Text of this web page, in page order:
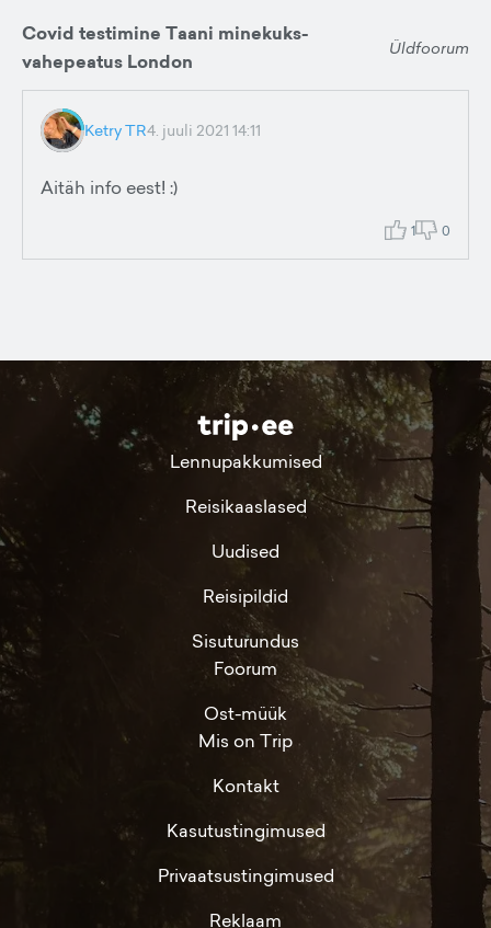
Covid testimine Taani minekuks-
vahepeatus London
Üldfoorum
Ketry TR4. juuli 2021 14:11
Aitäh info eest! :)
1 0
Lennupakkumised
Reisikaaslased
Uudised
Reisipildid
Sisuturundus
Foorum
Ost-müük
Mis on Trip
Kontakt
Kasutustingimused
Privaatsustingimused
Reklaam